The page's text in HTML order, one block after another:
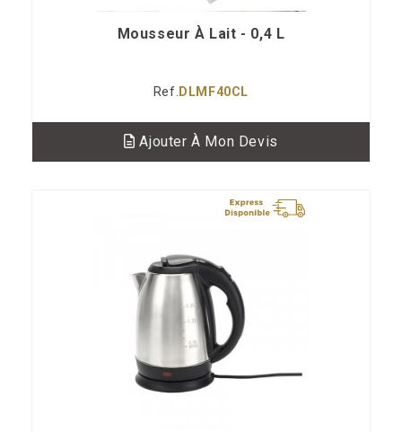
Mousseur À Lait - 0,4 L
Ref. DLMF40CL
Ajouter À Mon Devis